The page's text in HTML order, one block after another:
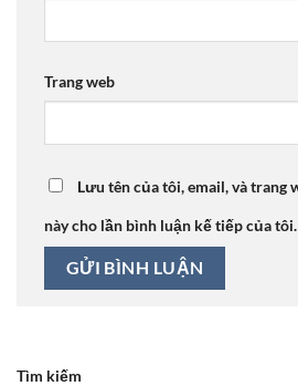
Trang web
Lưu tên của tôi, email, và trang
này cho lần bình luận kế tiếp của tôi.
Tìm kiếm